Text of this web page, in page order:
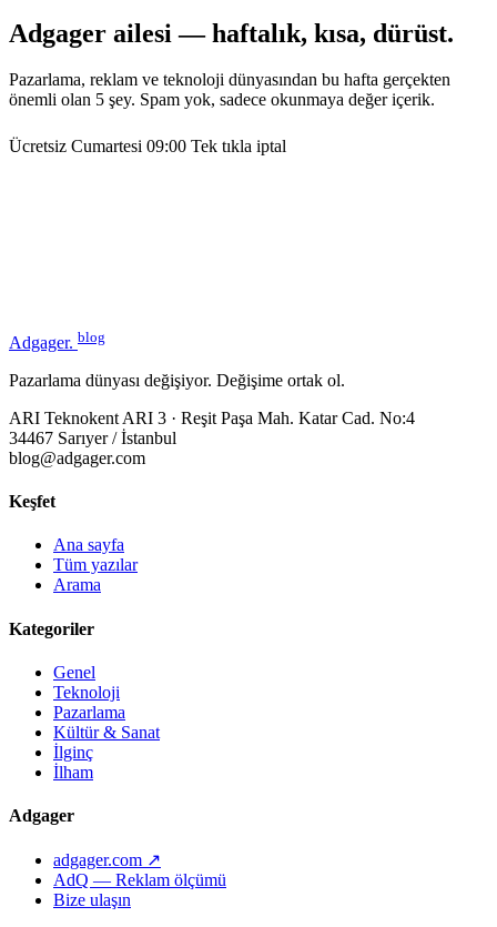
Adgager ailesi — haftalık, kısa, dürüst.
Pazarlama, reklam ve teknoloji dünyasından bu hafta gerçekten
önemli olan 5 şey. Spam yok, sadece okunmaya değer içerik.
Ücretsiz Cumartesi 09:00 Tek tıkla iptal
Adgager. blog
Pazarlama dünyası değişiyor. Değişime ortak ol.
ARI Teknokent ARI 3 · Reşit Paşa Mah. Katar Cad. No:4
34467 Sarıyer / İstanbul
blog@adgager.com
Keşfet
Ana sayfa
Tüm yazılar
Arama
Kategoriler
Genel
Teknoloji
Pazarlama
Kültür & Sanat
İlginç
İlham
Adgager
adgager.com ↗
AdQ — Reklam ölçümü
Bize ulaşın